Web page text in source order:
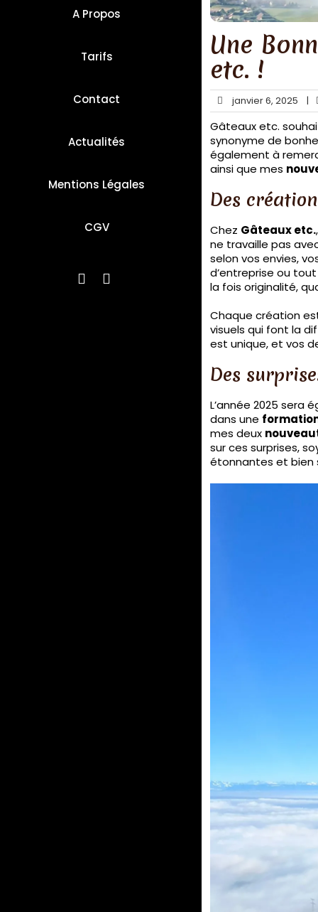
A Propos
Tarifs
Contact
Actualités
Mentions Légales
CGV
Une
etc. !
janvier 6, 2025 |
Gâteaux etc.
synonyme de
également à
ainsi que mes
Des
Chez Gâteaux etc.
ne travaille pas
selon vos envies,
d’entreprise ou
la fois originalité,
Chaque création
visuels qui font la
est unique, et vos
Des
L’année 2025 sera
dans une
mes deux
sur ces surprises,
étonnantes et bien